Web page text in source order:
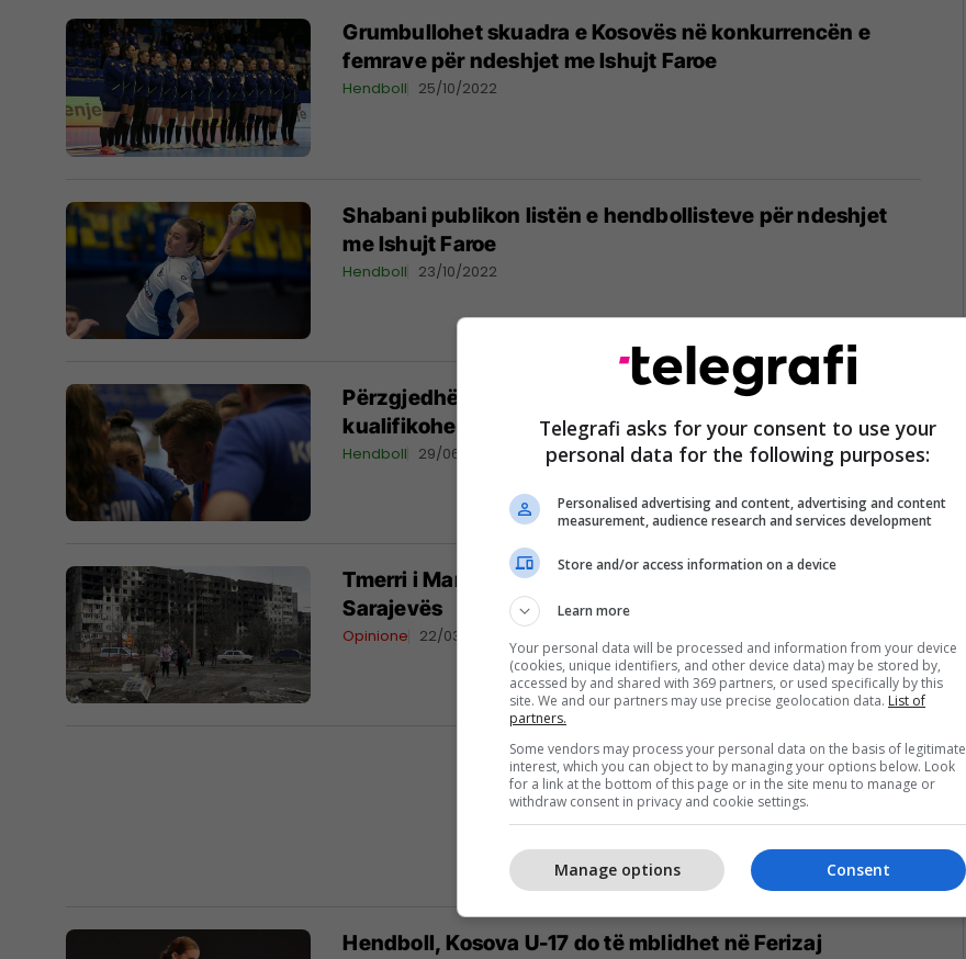
Grumbullohet skuadra e Kosovës në konkurrencën e
femrave për ndeshjet me Ishujt Faroe
Hendboll 25/10/2022
Shabani publikon listën e hendbollisteve për ndeshjet
me Ishujt Faroe
Hendboll 23/10/2022
Përzgjedhësi Shabani: Nëse jemi të kompletuar mund të
kualifikohemi
Hendboll 29/06/2022
Tmerri i Mariupolit duhet të na kujtoj rrezikun e ri ndaj
Sarajevës
Opinione 22/03/2022
Hendboll, Kosova U-17 do të mblidhet në Ferizaj
Telegrafi asks for your consent to use your
personal data for the following purposes:
Personalised advertising and content, advertising and content
measurement, audience research and services development
Store and/or access information on a device
Learn more
Your personal data will be processed and information from your device
(cookies, unique identifiers, and other device data) may be stored by,
accessed by and shared with 369 partners, or used specifically by this
site. We and our partners may use precise geolocation data. List of
partners.
Some vendors may process your personal data on the basis of legitimate
interest, which you can object to by managing your options below. Look
for a link at the bottom of this page or in the site menu to manage or
withdraw consent in privacy and cookie settings.
Consent
Manage options